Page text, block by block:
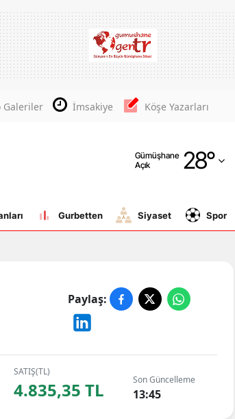
Galeriler İmsakiye Köşe Yazarları
Gümüşhane
Açık
28°
Adana
Adıyaman
Amasya
Antalya
Balıkesir
Bitlis
Gurbetten Siyaset Spor
Paylaş:
SATIŞ(TL)
4.835,35 TL Son Güncelleme
13:45